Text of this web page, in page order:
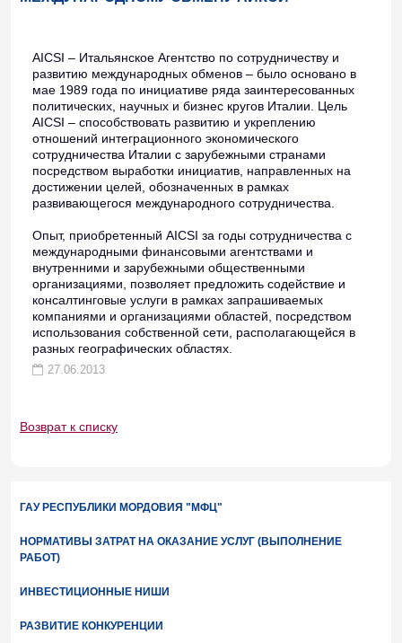
ГАУ РЕСПУБЛИКИ МОРДОВИЯ "МФЦ"
НОРМАТИВЫ ЗАТРАТ НА ОКАЗАНИЕ УСЛУГ (ВЫПОЛНЕНИЕ
РАБОТ)
ИНВЕСТИЦИОННЫЕ НИШИ
РАЗВИТИЕ КОНКУРЕНЦИИ
AICSI – Итальянское Агентство по сотрудничеству и
развитию международных обменов – было основано в
мае 1989 года по инициативе ряда заинтересованных
политических, научных и бизнес кругов Италии. Цель
AICSI – способствовать развитию и укреплению
отношений интеграционного экономического
сотрудничества Италии с зарубежными странами
посредством выработки инициатив, направленных на
достижении целей, обозначенных в рамках
развивающегося международного сотрудничества.
Опыт, приобретенный AICSI за годы сотрудничества с
международными финансовыми агентствами и
внутренними и зарубежными общественными
организациями, позволяет предложить содействие и
консалтинговые услуги в рамках запрашиваемых
компаниями и организациями областей, посредством
использования собственной сети, располагающейся в
разных географических областях.
27.06.2013
Возврат к списку